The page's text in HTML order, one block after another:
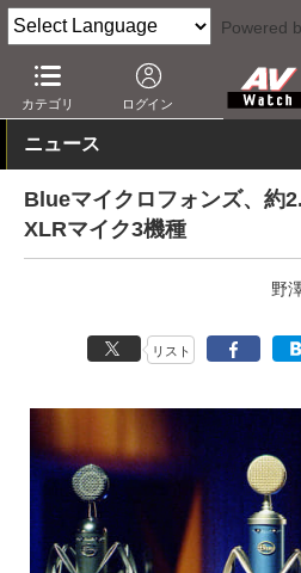
Powered
カテゴリ ログイン
AV Watch 製品 音楽制作
ニュース
Blueマイクロフォンズ、約
XLRマイク3機種
野
リスト